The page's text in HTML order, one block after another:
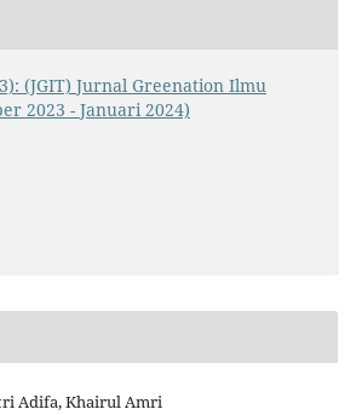
(JGIT) Jurnal Greenation Ilmu
2023 - Januari 2024)
Adifa, Khairul Amri